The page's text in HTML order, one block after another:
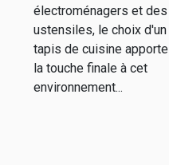
électroménagers et des
ustensiles, le choix d'un
tapis de cuisine apporte
la touche finale à cet
environnement...